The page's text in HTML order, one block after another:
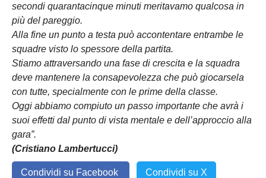
secondi quarantacinque minuti meritavamo qualcosa in
più del pareggio.
Alla fine un punto a testa può accontentare entrambe le
squadre visto lo spessore della partita.
Stiamo attraversando una fase di crescita e la squadra
deve mantenere la consapevolezza che può giocarsela
con tutte, specialmente con le prime della classe.
Oggi abbiamo compiuto un passo importante che avrà i
suoi effetti dal punto di vista mentale e dell’approccio alla
gara”.
(Cristiano Lambertucci)
Condividi su Facebook Condividi su X